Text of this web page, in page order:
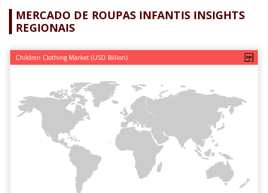
MERCADO DE ROUPAS INFANTIS INSIGHTS
REGIONAIS
Children Clothing Market (USD Billion)